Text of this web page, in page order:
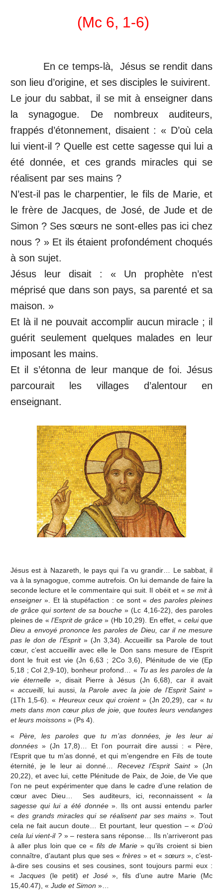
(Mc 6, 1-6)
En ce temps-là, Jésus se rendit dans
son lieu d’origine, et ses disciples le suivirent.
Le jour du sabbat, il se mit à enseigner dans
la synagogue. De nombreux auditeurs,
frappés d’étonnement, disaient : « D’où cela
lui vient-il ? Quelle est cette sagesse qui lui a
été donnée, et ces grands miracles qui se
réalisent par ses mains ?
N’est-il pas le charpentier, le fils de Marie, et
le frère de Jacques, de José, de Jude et de
Simon ? Ses sœurs ne sont-elles pas ici chez
nous ? » Et ils étaient profondément choqués
à son sujet.
Jésus leur disait : « Un prophète n’est
méprisé que dans son pays, sa parenté et sa
maison. »
Et là il ne pouvait accomplir aucun miracle ; il
guérit seulement quelques malades en leur
imposant les mains.
Et il s’étonna de leur manque de foi. Jésus
parcourait les villages d’alentour en
enseignant.
Jésus est à Nazareth, le pays qui l’a vu grandir… Le sabbat, il
va à la synagogue, comme autrefois. On lui demande de faire la
seconde lecture et le commentaire qui suit. Il obéit et «se mit à
enseigner». Et là stupéfaction : ce sont « des paroles pleines
de grâce qui sortent de sa bouche» (Lc 4,16-22), des paroles
pleines de «l’Esprit de grâce» (Hb 10,29). En effet, « celui que
Dieu a envoyé prononce les paroles de Dieu, car il ne mesure
pas le don de l’Esprit » (Jn 3,34). Accueillir sa Parole de tout
cœur, c’est accueillir avec elle le Don sans mesure de l’Esprit
dont le fruit est vie (Jn 6,63 ; 2Co 3,6), Plénitude de vie (Ep
5,18 ; Col 2,9-10), bonheur profond… « Tu as les paroles de la
vie éternelle », disait Pierre à Jésus (Jn 6,68), car il avait
« accueilli, lui aussi, la Parole avec la joie de l’Esprit Saint»
(1Th 1,5-6). « Heureux ceux qui croient» (Jn 20,29), car «tu
mets dans mon cœur plus de joie, que toutes leurs vendanges
et leurs moissons» (Ps 4).
« Père, les paroles que tu m’as données, je les leur ai
données » (Jn 17,8)… Et l’on pourrait dire aussi : « Père,
l’Esprit que tu m’as donné, et qui m’engendre en Fils de toute
éternité, je le leur ai donné… Recevez l’Esprit Saint» (Jn
20,22), et avec lui, cette Plénitude de Paix, de Joie, de Vie que
l’on ne peut expérimenter que dans le cadre d’une relation de
cœur avec Dieu… Ses auditeurs, ici, reconnaissent «la
sagesse qui lui a été donnée». Ils ont aussi entendu parler
«des grands miracles qui se réalisent par ses mains ». Tout
cela ne fait aucun doute… Et pourtant, leur question – «D’où
cela lui vient-il ? » – restera sans réponse… Ils n’arriveront pas
à aller plus loin que ce «fils de Marie» qu’ils croient si bien
connaître, d’autant plus que ses « frères» et «sœurs », c’est-
à-dire ses cousins et ses cousines, sont toujours parmi eux :
« Jacques(le petit) et José», fils d’une autre Marie (Mc
15,40.47), « Jude et Simon »…